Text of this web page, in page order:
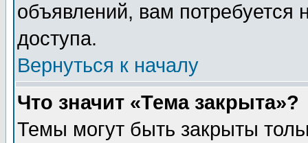
объявлений, вам потребуется
доступа.
Вернуться к началу
Что значит «Тема закрыта»?
Темы могут быть закрыты